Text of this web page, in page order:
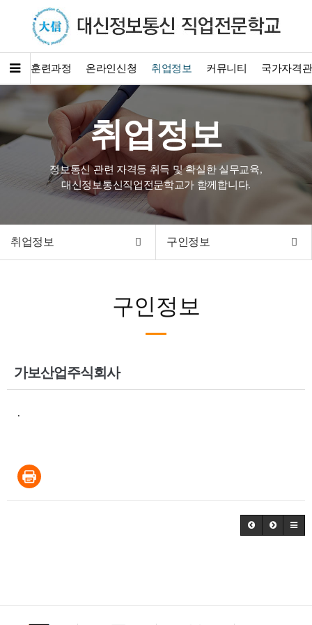
개 훈련과정 온라인신청 취업정보 커뮤니티 국가자격
취업정보
정보통신 관련 자격등 취득 및 확실한 실무교육,
대신정보통신직업전문학교가 함께합니다.
취업정보 구인정보
구인정보
가보산업주식회사
.